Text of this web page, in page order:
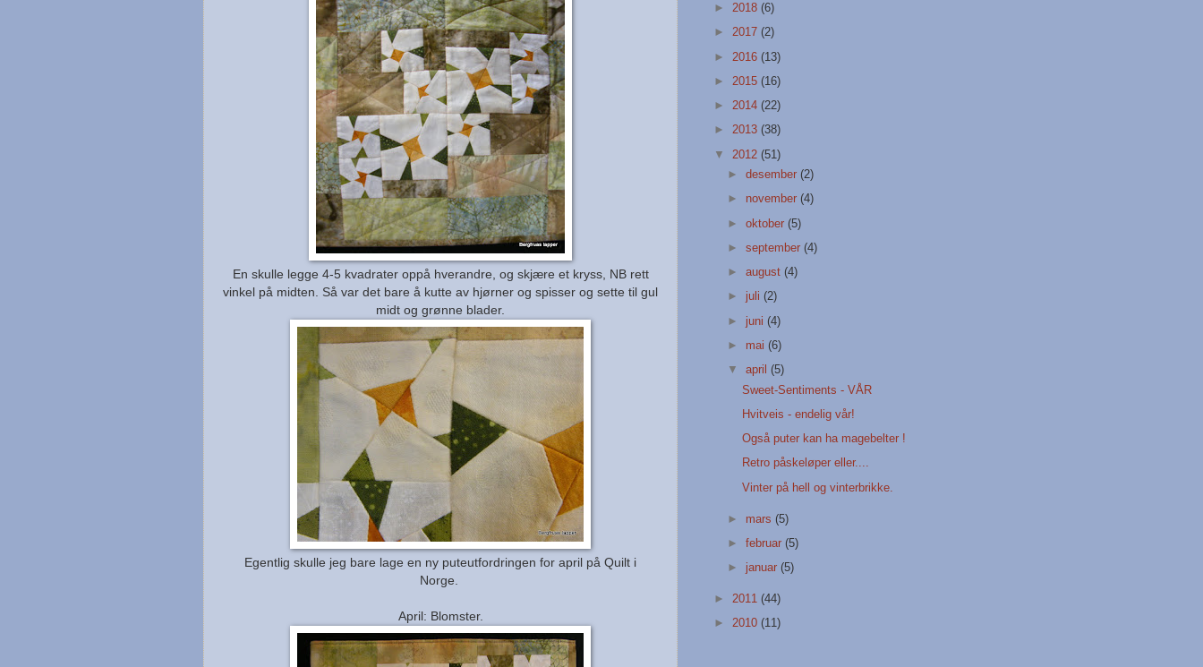
En skulle legge 4-5 kvadrater oppå hverandre, og skjære et kryss, NB rett
vinkel på midten. Så var det bare å kutte av hjørner og spisser og sette til gul
midt og grønne blader.
Egentlig skulle jeg bare lage en ny puteutfordringen for april på Quilt i
Norge.
April: Blomster.
► 2018 (6)
► 2017 (2)
► 2016 (13)
► 2015 (16)
► 2014 (22)
► 2013 (38)
▼ 2012 (51)
►desember(2)
► november(4)
►oktober(5)
►september(4)
►august(4)
► juli(2)
► juni(4)
► mai(6)
▼april(5)
Sweet-Sentiments - VÅR
Hvitveis - endelig vår!
Også puter kan ha magebelter !
Retro påskeløper eller....
Vinter på hell og vinterbrikke.
► mars(5)
►februar(5)
► januar(5)
► 2011 (44)
► 2010 (11)